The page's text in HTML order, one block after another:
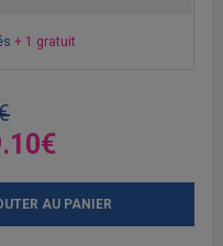
+ 1 gratuit
AU PANIER